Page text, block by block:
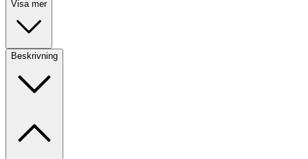
Visa mer
Beskrivning